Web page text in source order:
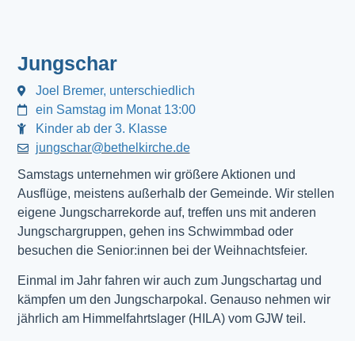
Jungschar
Joel Bremer, unterschiedlich
ein Samstag im Monat 13:00
Kinder ab der 3. Klasse
jungschar@bethelkirche.de
Samstags unternehmen wir größere Aktionen und
Ausflüge, meistens außerhalb der Gemeinde. Wir stellen
eigene Jungscharrekorde auf, treffen uns mit anderen
Jungschargruppen, gehen ins Schwimmbad oder
besuchen die Senior:innen bei der Weihnachtsfeier.
Einmal im Jahr fahren wir auch zum Jungschartag und
kämpfen um den Jungscharpokal. Genauso nehmen wir
jährlich am Himmelfahrtslager (HILA) vom GJW teil.